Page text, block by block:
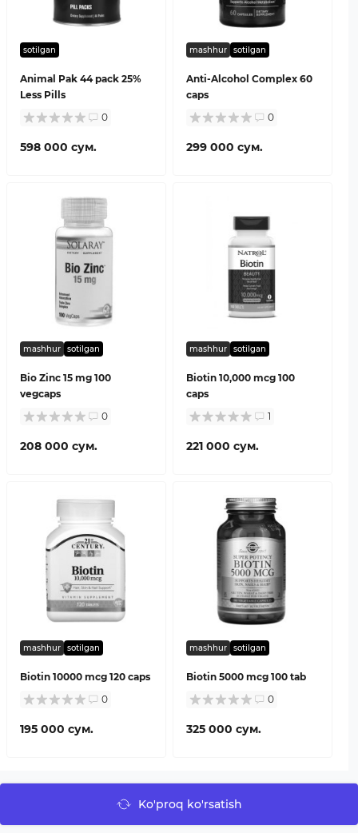
sotilgan
Animal Pak 44 pack 25%
Less Pills
0
598 000 сум.
mashhur sotilgan
Anti-Alcohol Complex 60
caps
0
299 000 сум.
mashhur sotilgan
Bio Zinc 15 mg 100
vegcaps
0
208 000 сум.
mashhur sotilgan
Biotin 10,000 mcg 100
caps
1
221 000 сум.
mashhur sotilgan
Biotin 10000 mcg 120 caps
0
195 000 сум.
mashhur sotilgan
Biotin 5000 mcg 100 tab
0
325 000 сум.
Ko'proq ko'rsatish